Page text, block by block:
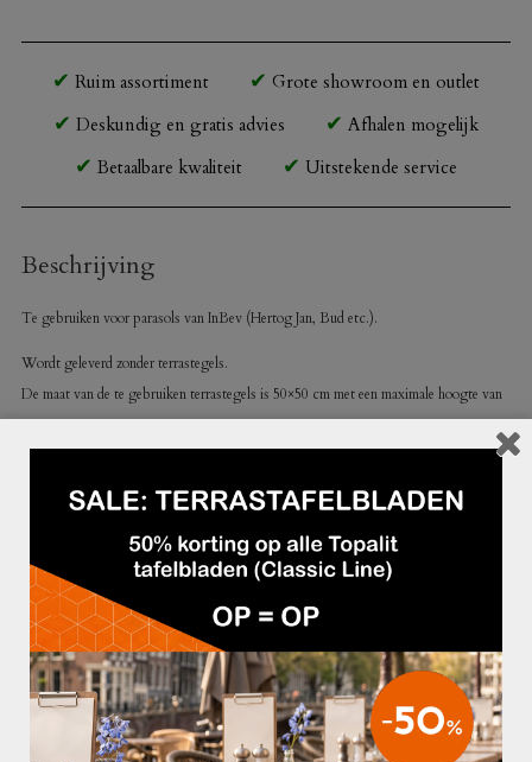
Ruim assortiment
Grote showroom en outlet
Deskundig en gratis advies
Afhalen mogelijk
Betaalbare kwaliteit
Uitstekende service
Beschrijving
Te gebruiken voor parasols van InBev (Hertog Jan, Bud etc.).
Wordt geleverd zonder terrastegels.
De maat van de te gebruiken terrastegels is 50×50 cm met een maximale hoogte van
9 cm.
GERELATEERDE PRODUCTEN